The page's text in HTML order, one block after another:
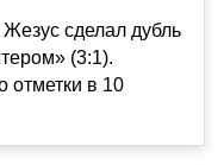
сделал дубль
(3:1).
отметки в 10